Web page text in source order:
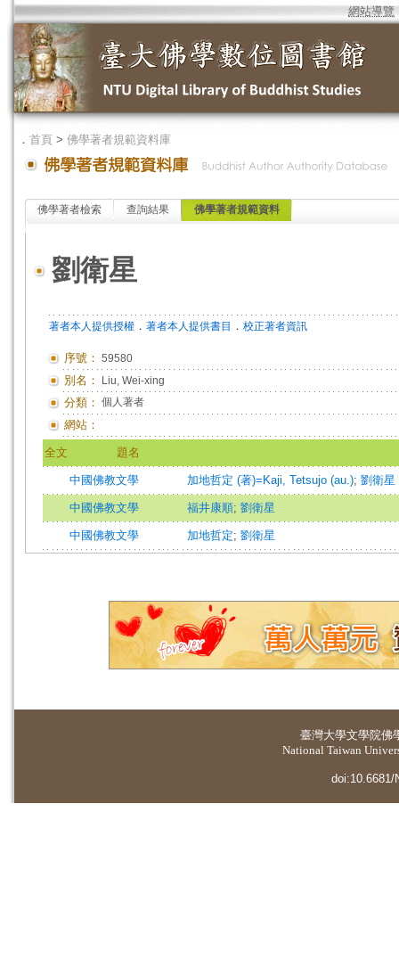
網站導覽
． 首頁 > 佛學著者規範資料庫
佛學著者檢索 查詢結果 佛學著者規範資料
劉衛星
著者本人提供授權 ． 著者本人提供書目 ． 校正著者資訊
序號： 59580
別名： Liu, Wei-xing
分類： 個人著者
網站：
全文 題名
中國佛教文學 加地哲定 (著)=Kaji, Tetsujo (au.); 劉衛星
中國佛教文學 福井康順; 劉衛星
中國佛教文學 加地哲定; 劉衛星
臺灣大學文學院佛
National Taiwan
doi:10.6681/